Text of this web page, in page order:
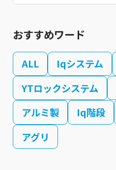
おすすめワード
ALL Iqシステム
YTロックシステム
アルミ製
Iq階段
アグリ